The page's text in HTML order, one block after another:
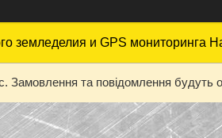
земледелия и GPS мониторинга
Замовлення та повідомлення будуть